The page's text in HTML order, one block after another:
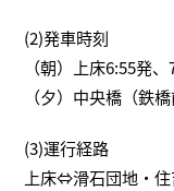
(2)発車時刻
（朝）上床6:55発
（夕）中央橋（鉄
(3)運行経路
上床⇔滑石団地・